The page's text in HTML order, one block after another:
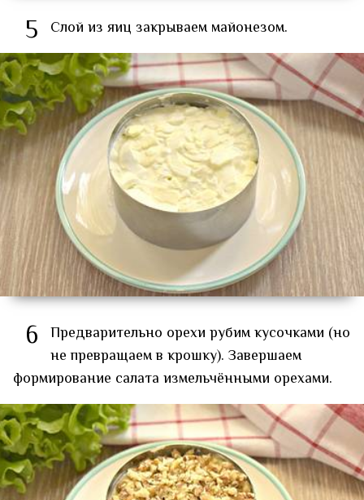
5 Слой из яиц закрываем майонезом.
6 Предварительно орехи рубим кусочками (но
не превращаем в крошку). Завершаем
формирование салата измельчёнными орехами.